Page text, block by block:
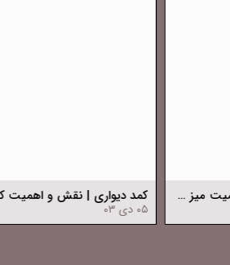
کمد دیواری: راهکاری هوشمندانه برای نظم و زیبایی خانه